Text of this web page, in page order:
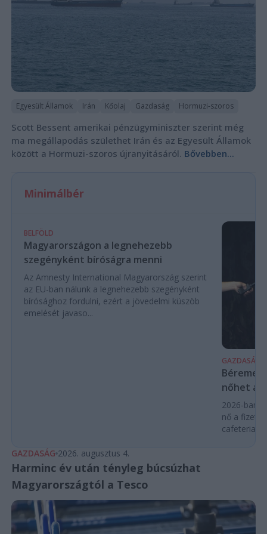
Egyesült Államok Irán Kőolaj Gazdaság Hormuzi-szoros
Scott Bessent amerikai pénzügyminiszter szerint még
ma megállapodás születhet Irán és az Egyesült Államok
között a Hormuzi-szoros újranyitásáról. Bővebben...
Minimálbér
BELFÖLD
Magyarországon a legnehezebb
szegényként bíróságra menni
Az Amnesty International Magyarország szerint
az EU-ban nálunk a legnehezebb szegényként
bírósághoz fordulni, ezért a jövedelmi küszöb
emelését javaso...
GAZDASÁG
nőhet a
2026-ban
nő a
cafeteria
GAZDASÁG 2026. augusztus 4.
Harminc év után tényleg búcsúzhat
Magyarországtól a Tesco